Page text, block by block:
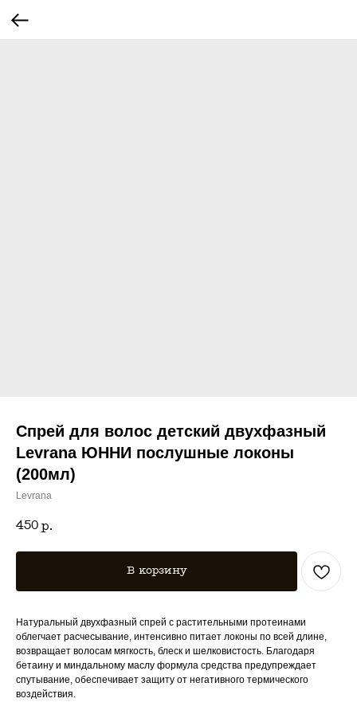
Спрей для волос детский двухфазный
Levrana ЮННИ послушные локоны
(200мл)
Levrana
450р.
В корзину
Натуральный двухфазный спрей с растительными протеинами
облегчает расчесывание, интенсивно питает локоны по всей длине,
возвращает волосам мягкость, блеск и шелковистость. Благодаря
бетаину и миндальному маслу формула средства предупреждает
спутывание, обеспечивает защиту от негативного термического
воздействия.